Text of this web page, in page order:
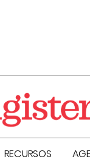
RECURSOS